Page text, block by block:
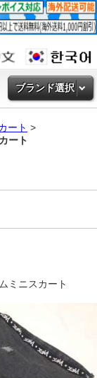
ブランド選択
ート >
ート
ミニスカート